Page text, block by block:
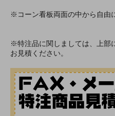
※コーン看板両面の中から自由
※特注品に関しましては、上部
お見積ください。